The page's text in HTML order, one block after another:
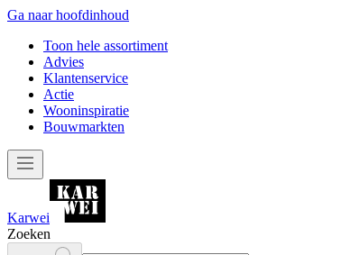
Ga naar hoofdinhoud
Toon hele assortiment
Advies
Klantenservice
Actie
Wooninspiratie
Bouwmarkten
Karwei
Zoeken